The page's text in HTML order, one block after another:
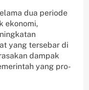
dua periode
ekonomi,
yang tersebar di
dampak
yang pro-